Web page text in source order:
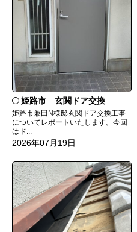
姫路市 玄関ドア交換
姫路市兼田N様邸玄関ドア交換工事
についてレポートいたします。今回
はド...
2026年07月19日